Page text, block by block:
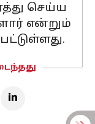
செய்ய
என்றும்